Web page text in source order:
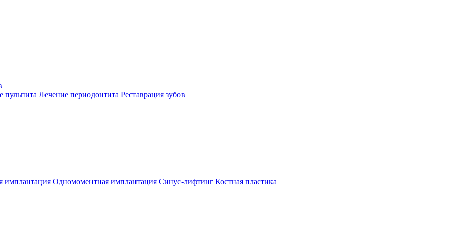
пульпита Лечение периодонтита Реставрация зубов
имплантация Одномоментная имплантация Синус-лифтинг Костная пластика